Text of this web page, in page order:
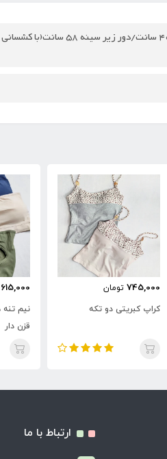
745,000 تومان
کراپ کبریتی دو تکه
615,000
نیم تنه
قزن دار
ارتباط با ما